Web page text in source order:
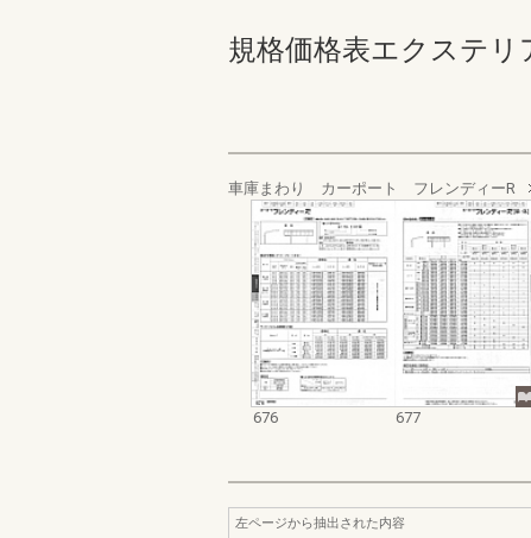
規格価格表エクステリ
車庫まわり カーポート フレンディーR
676 677
左ページから抽出された内容